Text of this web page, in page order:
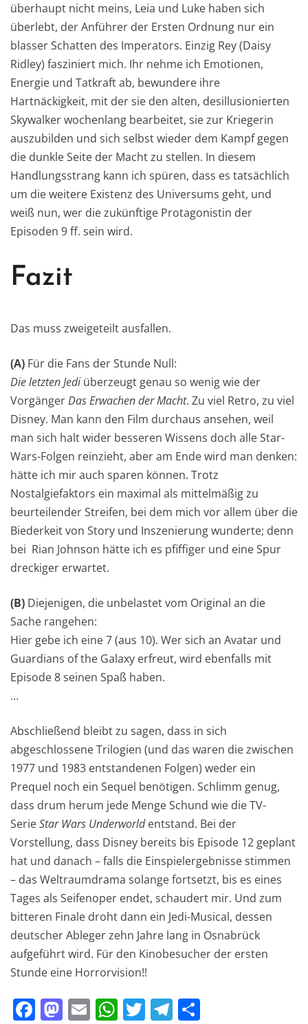
überhaupt nicht meins, Leia und Luke haben sich
überlebt, der Anführer der Ersten Ordnung nur ein
blasser Schatten des Imperators. Einzig Rey (Daisy
Ridley) fasziniert mich. Ihr nehme ich Emotionen,
Energie und Tatkraft ab, bewundere ihre
Hartnäckigkeit, mit der sie den alten, desillusionierten
Skywalker wochenlang bearbeitet, sie zur Kriegerin
auszubilden und sich selbst wieder dem Kampf gegen
die dunkle Seite der Macht zu stellen. In diesem
Handlungsstrang kann ich spüren, dass es tatsächlich
um die weitere Existenz des Universums geht, und
weiß nun, wer die zukünftige Protagonistin der
Episoden 9 ff. sein wird.
Fazit
Das muss zweigeteilt ausfallen.
(A) Für die Fans der Stunde Null:
Die letzten Jedi überzeugt genau so wenig wie der
VorgängerDas Erwachen der Macht. Zu viel Retro, zu viel
Disney. Man kann den Film durchaus ansehen, weil
man sich halt wider besseren Wissens doch alle Star-
Wars-Folgen reinzieht, aber am Ende wird man denken:
hätte ich mir auch sparen können. Trotz
Nostalgiefaktors ein maximal als mittelmäßig zu
beurteilender Streifen, bei dem mich vor allem über die
Biederkeit von Story und Inszenierung wunderte; denn
bei Rian Johnson hätte ich es pfiffiger und eine Spur
dreckiger erwartet.
(B) Diejenigen, die unbelastet vom Original an die
Sache rangehen:
Hier gebe ich eine 7 (aus 10). Wer sich an Avatar und
Guardians of the Galaxy erfreut, wird ebenfalls mit
Episode 8 seinen Spaß haben.
…
Abschließend bleibt zu sagen, dass in sich
abgeschlossene Trilogien (und das waren die zwischen
1977 und 1983 entstandenen Folgen) weder ein
Prequel noch ein Sequel benötigen. Schlimm genug,
dass drum herum jede Menge Schund wie die TV-
SerieStar Wars Underworldentstand. Bei der
Vorstellung, dass Disney bereits bis Episode 12 geplant
hat und danach – falls die Einspielergebnisse stimmen
– das Weltraumdrama solange fortsetzt, bis es eines
Tages als Seifenoper endet, schaudert mir. Und zum
bitteren Finale droht dann ein Jedi-Musical, dessen
deutscher Ableger zehn Jahre lang in Osnabrück
aufgeführt wird. Für den Kinobesucher der ersten
Stunde eine Horrorvision!!
F M E W T T